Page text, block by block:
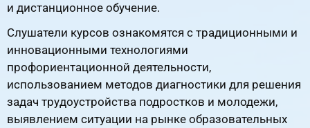
и дистанционное обучение.
Слушатели курсов ознакомятся с традиционными и
инновационными технологиями
профориентационной деятельности,
использованием методов диагностики для решения
задач трудоустройства подростков и молодежи,
выявлением ситуации на рынке образовательных